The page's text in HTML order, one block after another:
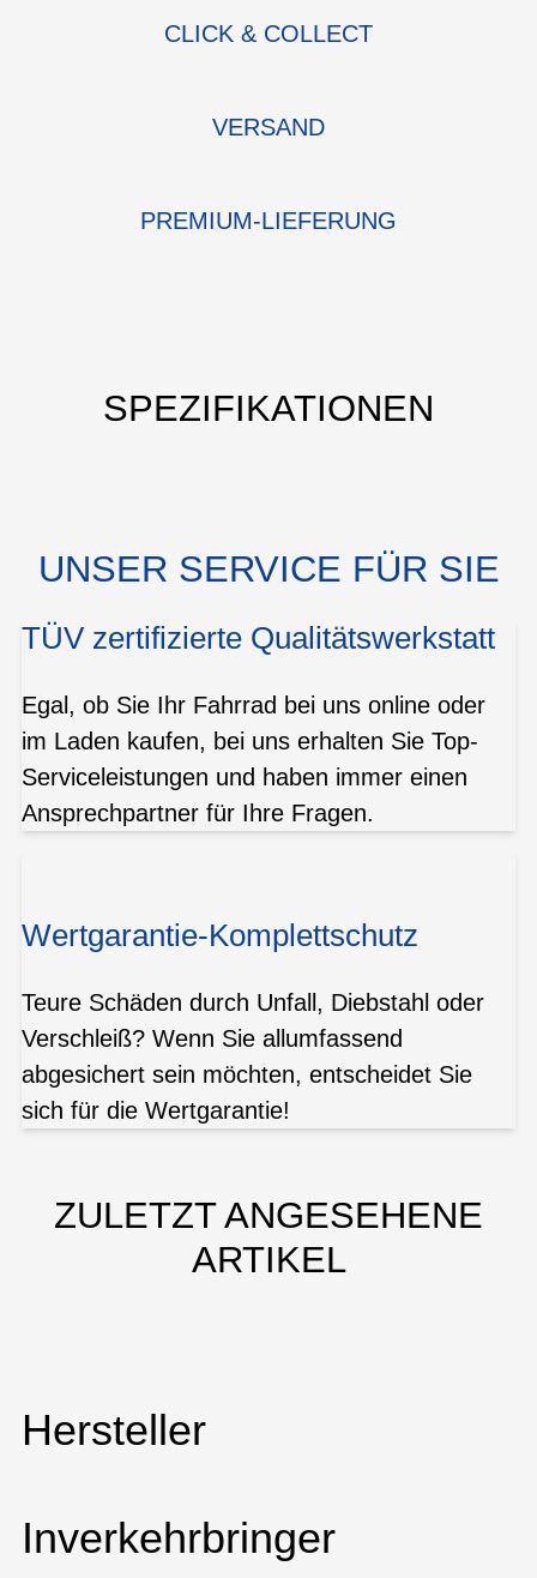
CLICK & COLLECT
VERSAND
PREMIUM-LIEFERUNG
SPEZIFIKATIONEN
UNSER SERVICE FÜR SIE
TÜV zertifizierte Qualitätswerkstatt
Egal, ob Sie Ihr Fahrrad bei uns online oder
im Laden kaufen, bei uns erhalten Sie Top-
Serviceleistungen und haben immer einen
Ansprechpartner für Ihre Fragen.
Wertgarantie-Komplettschutz
Teure Schäden durch Unfall, Diebstahl oder
Verschleiß? Wenn Sie allumfassend
abgesichert sein möchten, entscheidet Sie
sich für die Wertgarantie!
ZULETZT ANGESEHENE
ARTIKEL
Hersteller
Inverkehrbringer